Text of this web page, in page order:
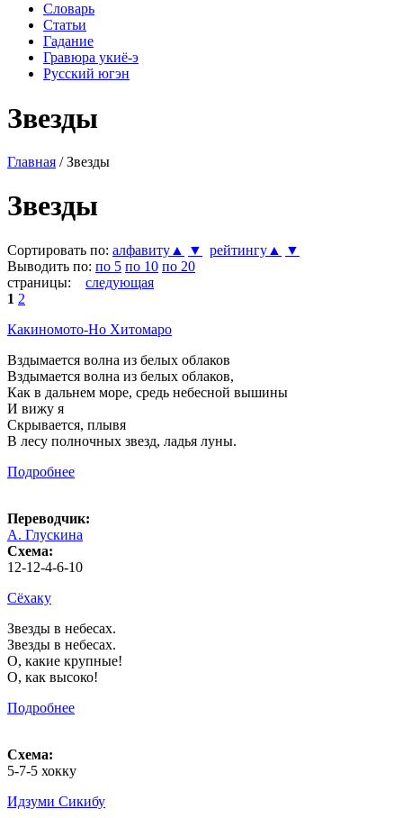
Словарь
Статьи
Гадание
Гравюра укиё-э
Русский югэн
Звезды
Главная / Звезды
Звезды
Сортировать по: алфавиту▲ ▼ рейтингу▲
▼
Выводить по: по 5 по 10 по 20
страницы: следующая
1 2
Какиномото-Но Хитомаро
Вздымается волна из белых облаков
Вздымается волна из белых облаков,
Как в дальнем море, средь небесной вышины
И вижу я
Скрывается, плывя
В лесу полночных звезд, ладья луны.
Подробнее
Переводчик:
А. Глускина
Схема:
12-12-4-6-10
Сёхаку
Звезды в небесах.
Звезды в небесах.
О, какие крупные!
О, как высоко!
Подробнее
Схема:
5-7-5 хокку
Идзуми Сикибу